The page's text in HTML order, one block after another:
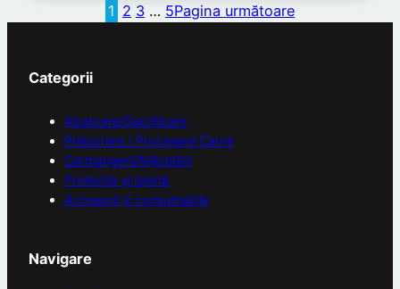
1 2 3 … 5Pagina următoare
Categorii
Abatoare/Sacrificare
Prelucrare / Procesare Carne
Carmangerii/Măcelării
Protecție și igienă
Accesorii și consumabile
Navigare